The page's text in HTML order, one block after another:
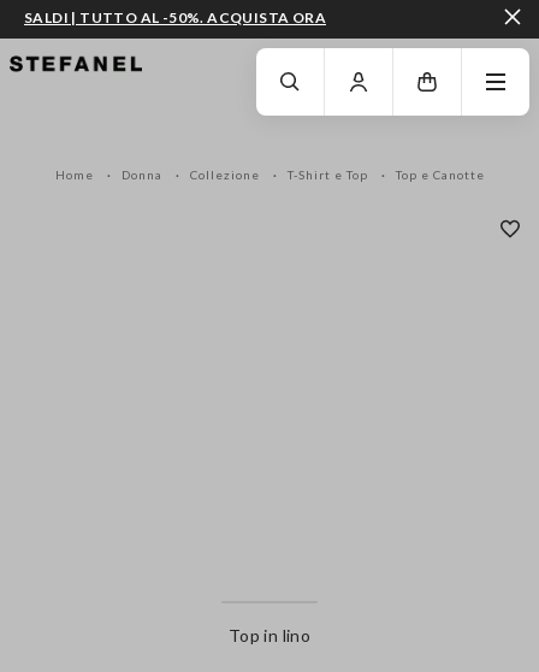
VAI AL CONTENUTO PRINCIPALE SCENDI AL FONDO DELLA PAGINA
SALDI | TUTTO AL -50%. ACQUISTA ORA
Home Donna Collezione T-Shirt e Top Top e Canotte
Top in lino